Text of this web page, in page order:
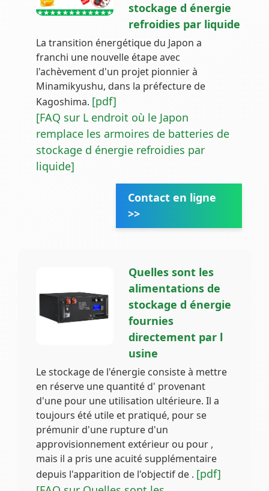
stockage d énergie
refroidies par liquide
La transition énergétique du Japon a
franchi une nouvelle étape avec
l'achèvement d'un projet pionnier à
Minamikyushu, dans la préfecture de
Kagoshima. [pdf]
[FAQ sur L endroit où le Japon
remplace les armoires de batteries de
stockage d énergie refroidies par
liquide]
Contact en ligne
>>
Quelles sont les
alimentations de
stockage d énergie
fournies
directement par l
usine
Le stockage de l'énergie consiste à mettre
en réserve une quantité d' provenant
d'une pour une utilisation ultérieure. Il a
toujours été utile et pratiqué, pour se
prémunir d'une rupture d'un
approvisionnement extérieur ou pour ,
mais il a pris une acuité supplémentaire
depuis l'apparition de l'objectif de . [pdf]